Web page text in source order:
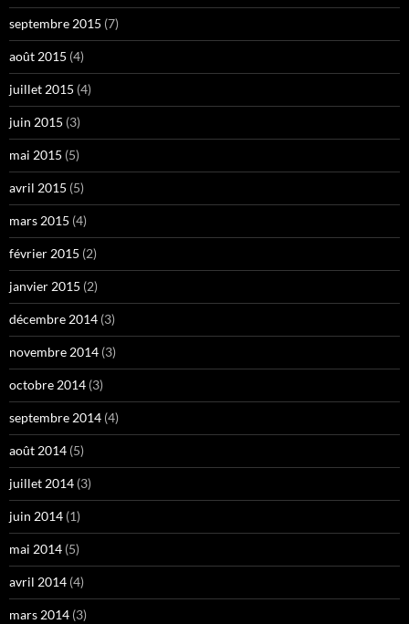
septembre 2015 (7)
août 2015 (4)
juillet 2015 (4)
juin 2015 (3)
mai 2015 (5)
avril 2015 (5)
mars 2015 (4)
février 2015 (2)
janvier 2015 (2)
décembre 2014 (3)
novembre 2014 (3)
octobre 2014 (3)
septembre 2014 (4)
août 2014 (5)
juillet 2014 (3)
juin 2014 (1)
mai 2014 (5)
avril 2014 (4)
mars 2014 (3)